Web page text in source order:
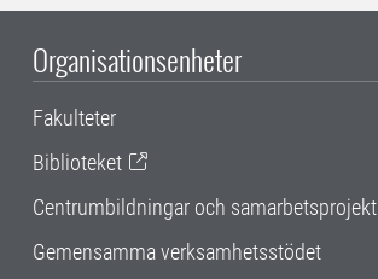
Organisationsenheter
Fakulteter
Biblioteket
Centrumbildningar och samarbetsprojekt
Gemensamma verksamhetsstödet